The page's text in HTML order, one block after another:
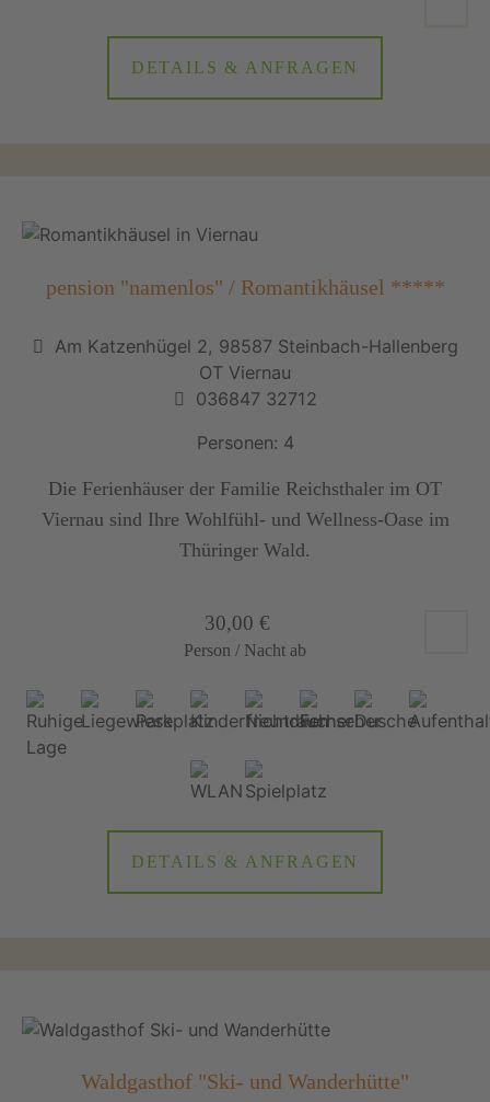
DETAILS & ANFRAGEN
pension "namenlos" / Romantikhäusel *****
Am Katzenhügel 2, 98587 Steinbach-Hallenberg
OT Viernau
036847 32712
Personen: 4
Die Ferienhäuser der Familie Reichsthaler im OT
Viernau sind Ihre Wohlfühl- und Wellness-Oase im
Thüringer Wald.
30,00 €
Person / Nacht ab
DETAILS & ANFRAGEN
Waldgasthof "Ski- und Wanderhütte"